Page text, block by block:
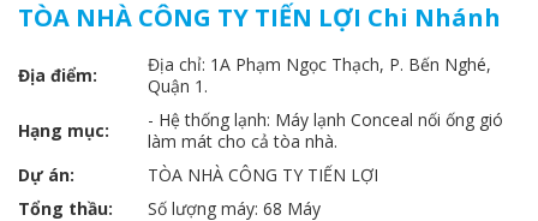
TÒA NHÀ CÔNG TY TIẾN LỢI Chi Nhánh
Địa điểm:
Địa chỉ: 1A Phạm Ngọc Thạch, P. Bến Nghé,
Quận 1.
Hạng mục:
- Hệ thống lạnh: Máy lạnh Conceal nối ống gió
làm mát cho cả tòa nhà.
Dự án:
TÒA NHÀ CÔNG TY TIẾN LỢI
Tổng thầu:
Số lượng máy: 68 Máy